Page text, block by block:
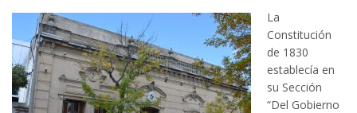
La
Constitución
de 1830
establecía en
su Sección
“Del Gobierno